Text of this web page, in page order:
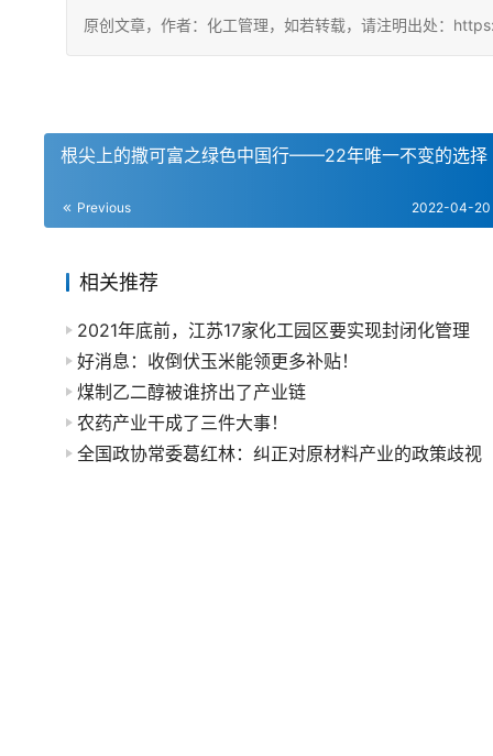
原创文章，作者：化工管理，如若转载，请注明出处：
根尖上的撒可富之绿色中国行——22年唯一不变的选择
Previous 2022-04-20
相关推荐
2021年底前，江苏17家化工园区要实现封闭化管理
好消息：收倒伏玉米能领更多补贴！
煤制乙二醇被谁挤出了产业链
农药产业干成了三件大事！
全国政协常委葛红林：纠正对原材料产业的政策歧视